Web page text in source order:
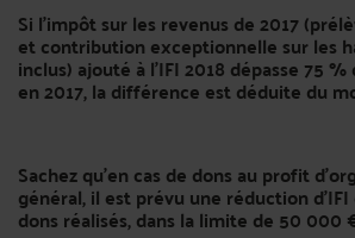
Si l'impôt sur les revenus de 2017
et contribution exceptionnelle sur les
inclus) ajouté à l'IFI 2018 dépasse 75
en 2017, la différence est déduite du
Sachez qu’en cas de dons au profit
général, il est prévu une réduction d'IFI
dons réalisés, dans la limite de 50 000